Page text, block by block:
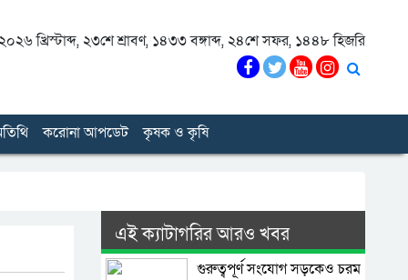
খ্রিস্টাব্দ, ২৩শে শ্রাবণ, ১৪৩৩ বঙ্গাব্দ, ২৪শে সফর, ১৪৪৮ হিজরি
করোনা আপডেট কৃষক ও কৃষি
এই ক্যাটাগরির আরও খবর
গুরুত্বপূর্ণ সংযোগ সড়কেও চরম